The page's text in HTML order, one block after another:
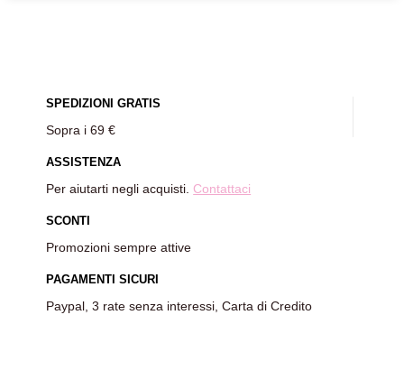
SPEDIZIONI GRATIS
Sopra i 69 €
ASSISTENZA
Per aiutarti negli acquisti. Contattaci
SCONTI
Promozioni sempre attive
PAGAMENTI SICURI
Paypal, 3 rate senza interessi, Carta di Credito